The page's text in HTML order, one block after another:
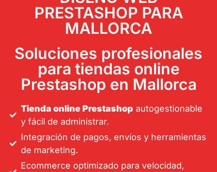
PRESTASHOP PARA
MALLORCA
Soluciones profesionales
para tiendas online
Prestashop en Mallorca
Tienda online Prestashop autogestionable
y fácil de administrar.
Integración de pagos, envíos y herramientas
de marketing.
Ecommerce optimizado para velocidad,